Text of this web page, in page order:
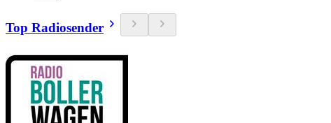
Top Radiosender